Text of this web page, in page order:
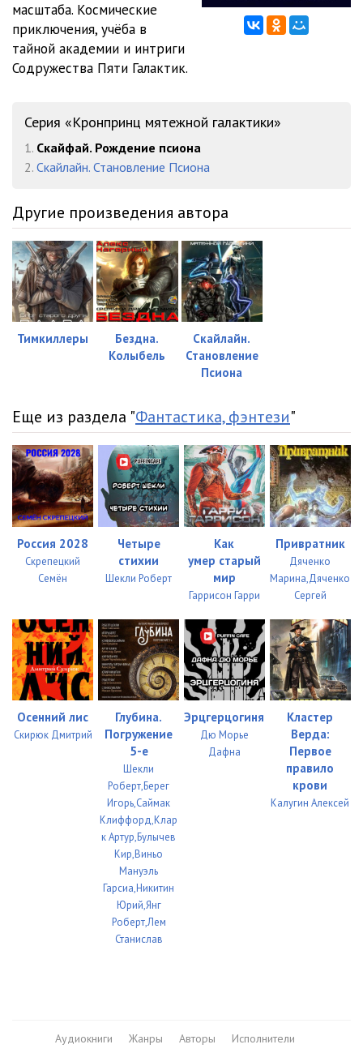
013
014
016
017
019
020
021
022
025
026 08:22
027 09:51
028 04:53
029 10:01
030 08:39
032 09:51
033 05:00
034 08:27
035 09:04
09:14
09:37
масштаба. Космические
приключения, учёба в
тайной академии и интриги
Содружества Пяти Галактик.
Серия «Кронпринц мятежной галактики»
1. Скайфай. Рождение псиона
2. Скайлайн. Становление Псиона
Другие произведения автора
Тимкиллеры
Бездна.
Колыбель
Скайлайн.
Становление
Псиона
Еще из раздела "Фантастика, фэнтези"
Россия 2028
Скрепецкий
Семён
Четыре
стихии
Шекли Роберт
Как
умер старый
мир
Гаррисон Гарри
Привратник
Дяченко
Марина,Дяченко
Сергей
Осенний лис
Скирюк Дмитрий
Глубина.
Погружение
5-е
Шекли
Роберт,Берег
Игорь,Саймак
Клиффорд,Клар
к Артур,Булычев
Кир,Виньо
Мануэль
Гарсиа,Никитин
Юрий,Янг
Роберт,Лем
Станислав
Эрцгерцогиня
Дю Морье
Дафна
Кластер
Верда:
Первое
правило
крови
Калугин Алексей
Аудиокниги Жанры Авторы
Исполнители